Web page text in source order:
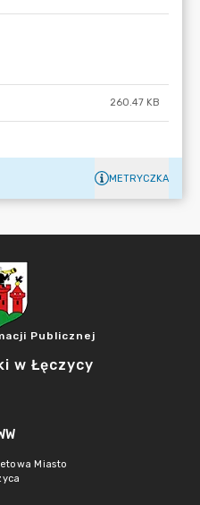
260.47 KB
METRYCZKA
Publicznej
w Łęczycy
Miasto